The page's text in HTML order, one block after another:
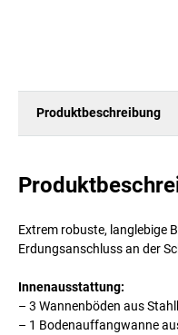
Produktbeschreibung
Extrem robuste, langlebige
Erdungsanschluss an der
Innenausstattung:
– 3 Wannenböden aus
– 1 Bodenauffangwanne